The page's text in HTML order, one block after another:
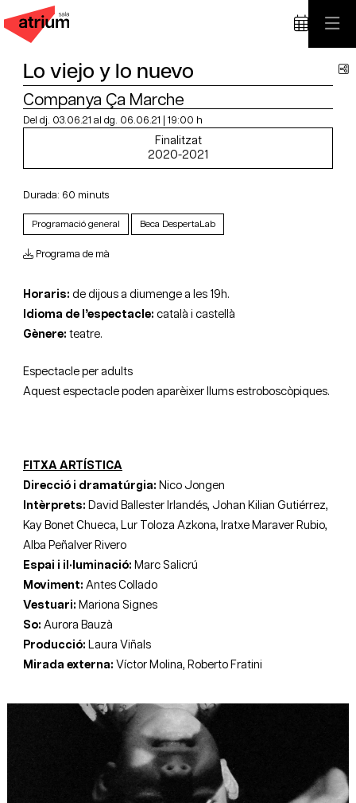
Lo viejo y lo nuevo
Companya Ça Marche
Del dj. 03.06.21 al dg. 06.06.21 19:00 h
Finalitzat
2020-2021
Durada: 60 minuts
Programació general Beca DespertaLab
Programa de mà
Horaris: de dijous a diumenge a les 19h.
Idioma de l’espectacle: català i castellà
Gènere: teatre.
Espectacle per adults
Aquest espectacle poden aparèixer llums estroboscòpiques.
FITXA ARTÍSTICA
Direcció i dramatúrgia: Nico Jongen
Intèrprets: David Ballester Irlandés, Johan Kilian Gutiérrez,
Kay Bonet Chueca, Lur Toloza Azkona, Iratxe Maraver Rubio,
Alba Peñalver Rivero
Espai i il·luminació: Marc Salicrú
Moviment: Antes Collado
Vestuari: Mariona Signes
So: Aurora Bauzà
Producció: Laura Viñals
Mirada externa: Víctor Molina, Roberto Fratini